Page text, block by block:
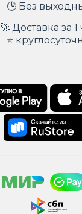
🕒 Без
🚀 Доставка за 1
⭐